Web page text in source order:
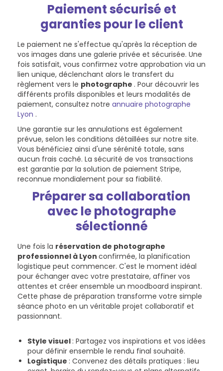
Paiement sécurisé et
garanties pour le client
Le paiement ne s'effectue qu'après la réception de
vos images dans une galerie privée et sécurisée. Une
fois satisfait, vous confirmez votre approbation via un
lien unique, déclenchant alors le transfert du
règlement vers le photographe . Pour découvrir les
différents profils disponibles et leurs modalités de
paiement, consultez notre annuaire photographe
Lyon .
Une garantie sur les annulations est également
prévue, selon les conditions détaillées sur notre site.
Vous bénéficiez ainsi d'une sérénité totale, sans
aucun frais caché. La sécurité de vos transactions
est garantie par la solution de paiement Stripe,
reconnue mondialement pour sa fiabilité.
Préparer sa collaboration
avec le photographe
sélectionné
Une fois la réservation de photographe
professionnel à Lyon confirmée, la planification
logistique peut commencer. C'est le moment idéal
pour échanger avec votre prestataire, affiner vos
attentes et créer ensemble un moodboard inspirant.
Cette phase de préparation transforme votre simple
séance photo en un véritable projet collaboratif et
passionnant.
Style visuel : Partagez vos inspirations et vos idées
pour définir ensemble le rendu final souhaité.
Logistique : Convenez des détails pratiques : lieu